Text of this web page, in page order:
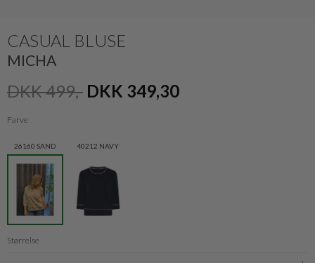
CASUAL BLUSE
MICHA
DKK 499,- DKK 349,30
Farve
26160 SAND 40212 NAVY
Størrelse